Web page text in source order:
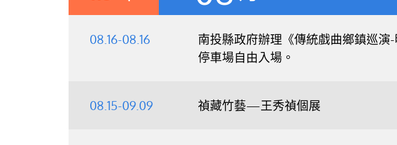
08.16-08.16
南投縣政府辦理《傳統戲曲鄉鎮巡演
停車場自由入場。
08.15-09.09 禎藏竹藝—王秀禎個展